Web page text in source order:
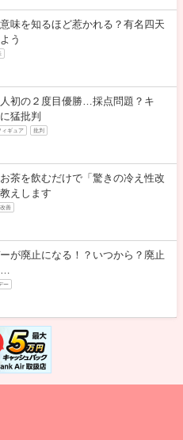
味を知るほど惹かれる？有名四天
う
初の２度目優勝…採点問題？キ
猛批判
ィギュア 批判
お茶を飲むだけで「驚きの冷え性改
えします
改善
が廃止になる！？いつから？廃止
ー